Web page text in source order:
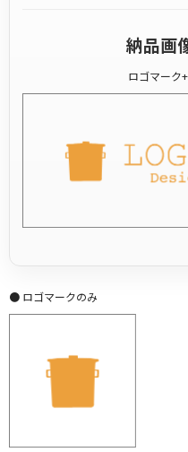
納品画
ロゴマーク
● ロゴマークのみ